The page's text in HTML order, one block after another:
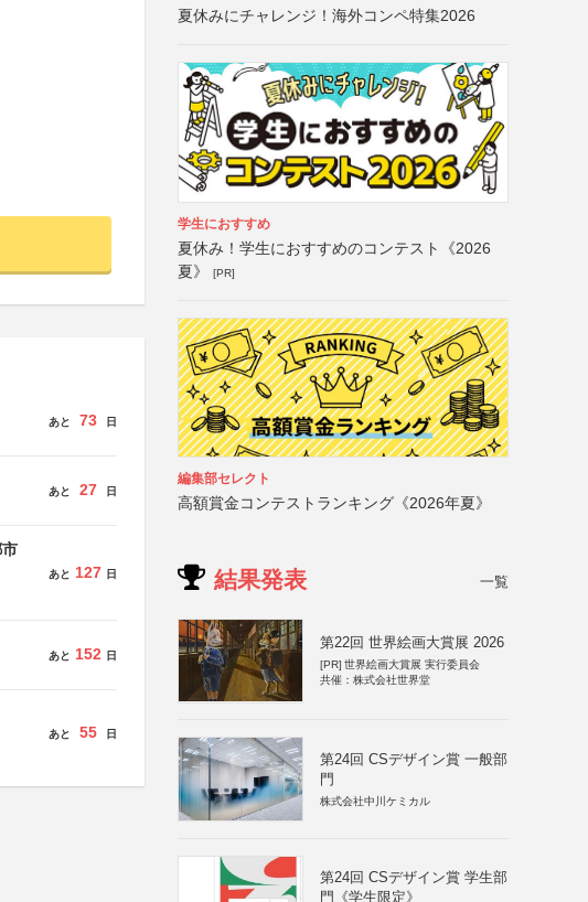
あと 73 日
あと 27 日
あと 127 日
あと 152 日
あと 55 日
夏休みにチャレンジ！海外コンペ特集2026
学生におすすめ
夏休み！学生におすすめのコンテスト《2026
夏》
[PR]
編集部セレクト
高額賞金コンテストランキング《2026年夏》
結果発表 一覧
第22回 世界絵画大賞展 2026
[PR] 世界絵画大賞展 実行委員会
共催：株式会社世界堂
第24回 CSデザイン賞 一般部
門
株式会社中川ケミカル
第24回 CSデザイン賞 学生部
門《学生限定》